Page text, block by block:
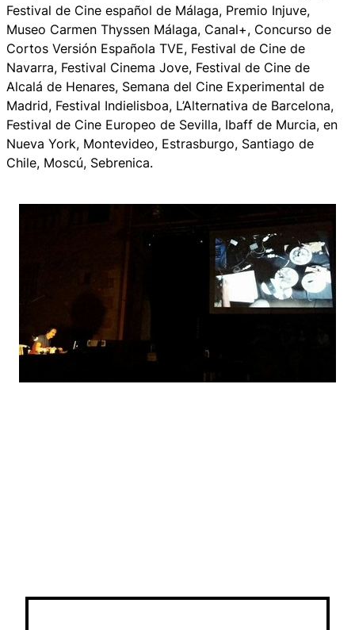
Festival de Cine español de Málaga, Premio Injuve,
Museo Carmen Thyssen Málaga, Canal+, Concurso de
Cortos Versión Española TVE, Festival de Cine de
Navarra, Festival Cinema Jove, Festival de Cine de
Alcalá de Henares, Semana del Cine Experimental de
Madrid, Festival Indielisboa, L’Alternativa de Barcelona,
Festival de Cine Europeo de Sevilla, Ibaff de Murcia, en
Nueva York, Montevideo, Estrasburgo, Santiago de
Chile, Moscú, Sebrenica.